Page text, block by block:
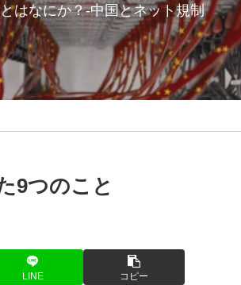
はなにか？-中国とネット規制
9つのこと
LINE コピー